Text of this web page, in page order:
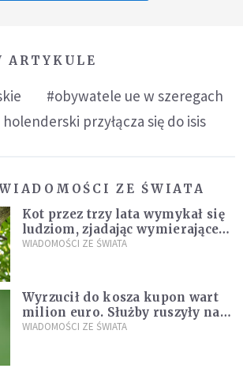
ARTYKULE
#obywatele ue w szeregach
holenderski przyłącza się do isis
ZE ŚWIATA
Kot przez trzy lata wymykał się
ludziom, zjadając wymierające
kaczki. W końcu popełnił
WIADOMOŚCI ZE ŚWIATA
Wyrzucił do kosza kupon wart
milion euro. Służby ruszyły na
poszukiwania
WIADOMOŚCI ZE ŚWIATA